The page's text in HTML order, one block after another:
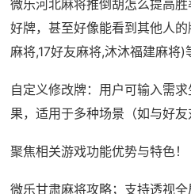
微乐河北麻将推倒胡怎么提高
好牌，甚至好像能看到其他人
麻将,17好友麻将,沐沐福建麻将)
自定义修改牌：用户可输入需
果，适用于多种场景（如与好
聚焦相关游戏功能优势与特色！
微乐甘肃麻将攻略；支持透视